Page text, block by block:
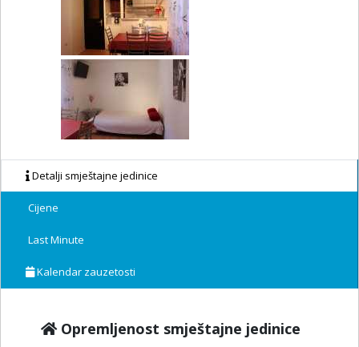
Detalji smještajne jedinice
Cijene
Last Minute
Kalendar zauzetosti
Opremljenost smještajne jedinice